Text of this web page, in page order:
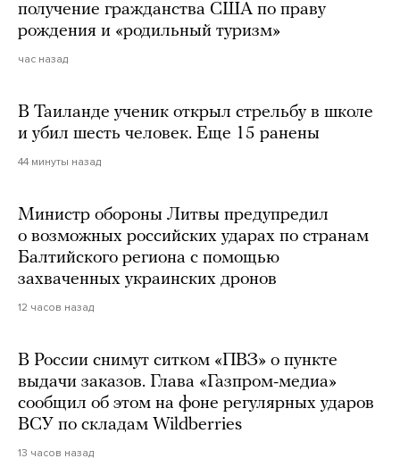
получение гражданства США по праву
рождения и «родильный туризм»
час назад
В Таиланде ученик открыл стрельбу в школе
и убил шесть человек. Еще 15 ранены
44 минуты назад
Министр обороны Литвы предупредил
о возможных российских ударах по странам
Балтийского региона с помощью
захваченных украинских дронов
12 часов назад
В России снимут ситком «ПВЗ» о пункте
выдачи заказов. Глава «Газпром-медиа»
сообщил об этом на фоне регулярных ударов
ВСУ по складам Wildberries
13 часов назад